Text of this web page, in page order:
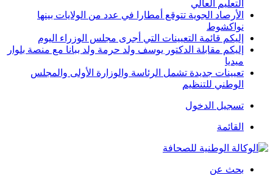
التعليم العالي
الأرصاد الجوية تتوقع أمطارا في عدد من الولايات بينها
نواكشوط
إليكم قائمة التعيينات التي أجرى مجلس الوزراء اليوم
إليكم مقابلة الدكتور يوسف ولد حرمة ولد ببانا مع منصة بلوار
ميديا
تعيينات جديدة تشمل الرئاسة والوزارة الأولى والمجلس
الوطني للتنظيم
تسجيل الدخول
القائمة
بحث عن